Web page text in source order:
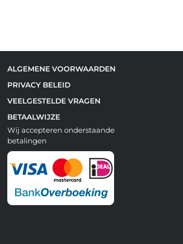
ALGEMENE VOORWAARDEN
PRIVACY BELEID
VEELGESTELDE VRAGEN
BETAALWIJZE
Wij accepteren onderstaande
betalingen